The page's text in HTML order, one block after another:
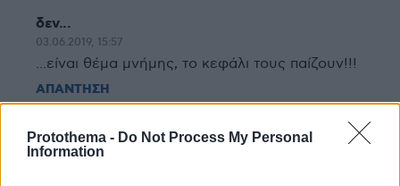
Protothema - Do Not Process My Personal
Information
δεν...
03.06.2019, 15:57
...είναι θέμα μνήμης, το κεφάλι τους παίζουν!!!
ΑΠΑΝΤΗΣΗ